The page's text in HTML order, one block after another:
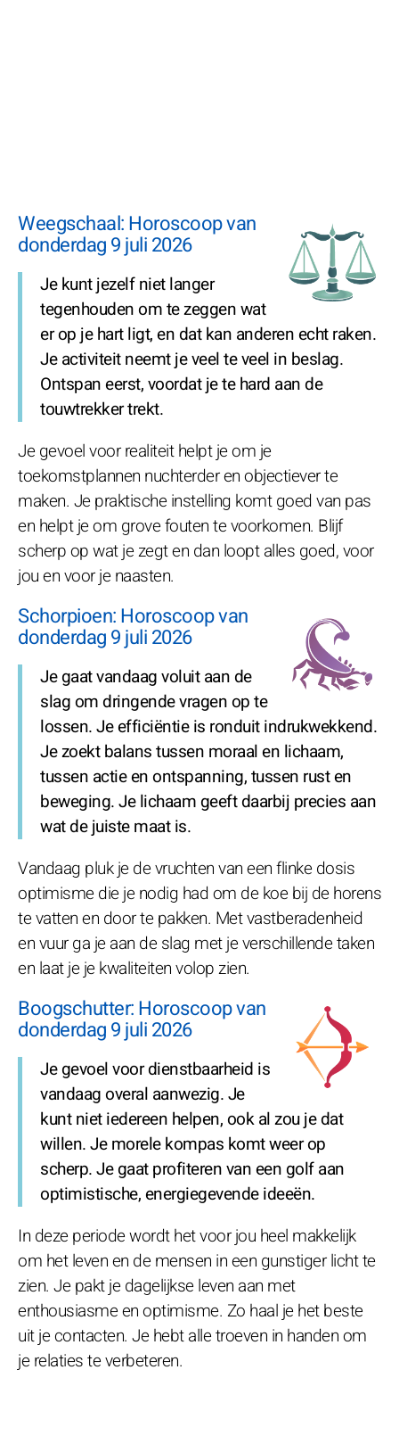
Weegschaal: Horoscoop van
donderdag 9 juli 2026
Je kunt jezelf niet langer
tegenhouden om te zeggen wat
er op je hart ligt, en dat kan anderen echt raken.
Je activiteit neemt je veel te veel in beslag.
Ontspan eerst, voordat je te hard aan de
touwtrekker trekt.
Je gevoel voor realiteit helpt je om je
toekomstplannen nuchterder en objectiever te
maken. Je praktische instelling komt goed van pas
en helpt je om grove fouten te voorkomen. Blijf
scherp op wat je zegt en dan loopt alles goed, voor
jou en voor je naasten.
Schorpioen: Horoscoop van
donderdag 9 juli 2026
Je gaat vandaag voluit aan de
slag om dringende vragen op te
lossen. Je efficiëntie is ronduit indrukwekkend.
Je zoekt balans tussen moraal en lichaam,
tussen actie en ontspanning, tussen rust en
beweging. Je lichaam geeft daarbij precies aan
wat de juiste maat is.
Vandaag pluk je de vruchten van een flinke dosis
optimisme die je nodig had om de koe bij de horens
te vatten en door te pakken. Met vastberadenheid
en vuur ga je aan de slag met je verschillende taken
en laat je je kwaliteiten volop zien.
Boogschutter: Horoscoop van
donderdag 9 juli 2026
Je gevoel voor dienstbaarheid is
vandaag overal aanwezig. Je
kunt niet iedereen helpen, ook al zou je dat
willen. Je morele kompas komt weer op
scherp. Je gaat profiteren van een golf aan
optimistische, energiegevende ideeën.
In deze periode wordt het voor jou heel makkelijk
om het leven en de mensen in een gunstiger licht te
zien. Je pakt je dagelijkse leven aan met
enthousiasme en optimisme. Zo haal je het beste
uit je contacten. Je hebt alle troeven in handen om
je relaties te verbeteren.